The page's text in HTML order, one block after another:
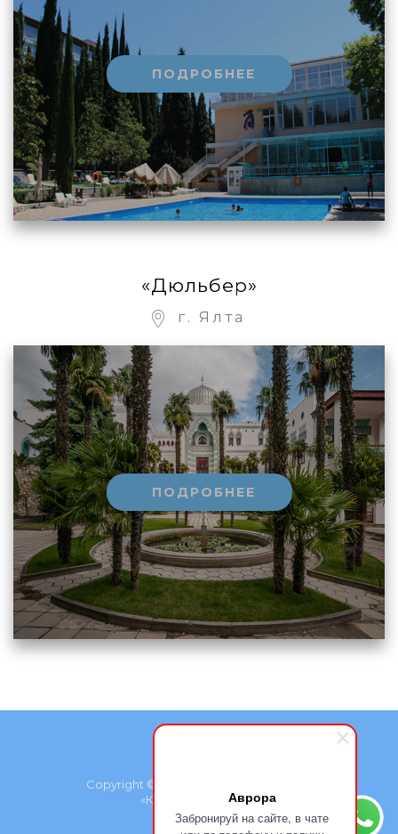
Аврора
Забронируй на сайте, в чате
ПОДРОБНЕЕ
«Дюльбер»
г. Ялта
ПОДРОБНЕЕ
Copyright © Проект группы компаний
«Курортмакс», 2026